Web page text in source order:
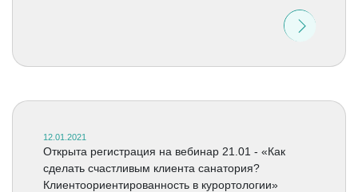
12.01.2021
Открыта регистрация на вебинар 21.01 - «Как
сделать счастливым клиента санатория?
Клиентоориентированность в курортологии»